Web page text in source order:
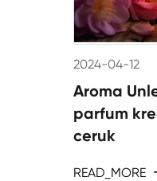
2024-04-12
Aroma
parfum
ceruk
READ_MORE